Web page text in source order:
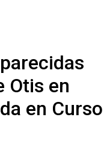
Otis en
en Curso